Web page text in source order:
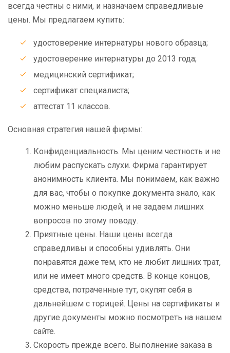
всегда честны с ними, и назначаем справедливые
цены. Мы предлагаем купить:
удостоверение интернатуры нового образца;
удостоверение интернатуры до 2013 года;
медицинский сертификат;
сертификат специалиста;
аттестат 11 классов.
Основная стратегия нашей фирмы:
Конфиденциальность. Мы ценим честность и не
любим распускать слухи. Фирма гарантирует
анонимность клиента. Мы понимаем, как важно
для вас, чтобы о покупке документа знало, как
можно меньше людей, и не задаем лишних
вопросов по этому поводу.
Приятные цены. Наши цены всегда
справедливы и способны удивлять. Они
понравятся даже тем, кто не любит лишних трат,
или не имеет много средств. В конце концов,
средства, потраченные тут, окупят себя в
дальнейшем с торицей. Цены на сертификаты и
другие документы можно посмотреть на нашем
сайте.
Скорость прежде всего. Выполнение заказа в